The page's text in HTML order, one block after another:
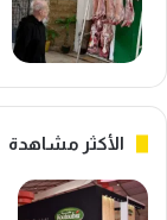
الأكثر مشاهدة